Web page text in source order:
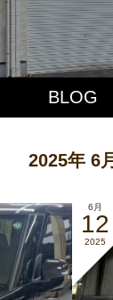
BLOG
2025年 6月
6月
12
2025